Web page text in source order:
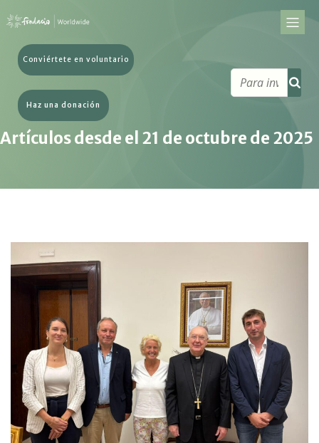
Conviértete en voluntario
Haz una donación
Artículos desde el 21 de octubre de 2025